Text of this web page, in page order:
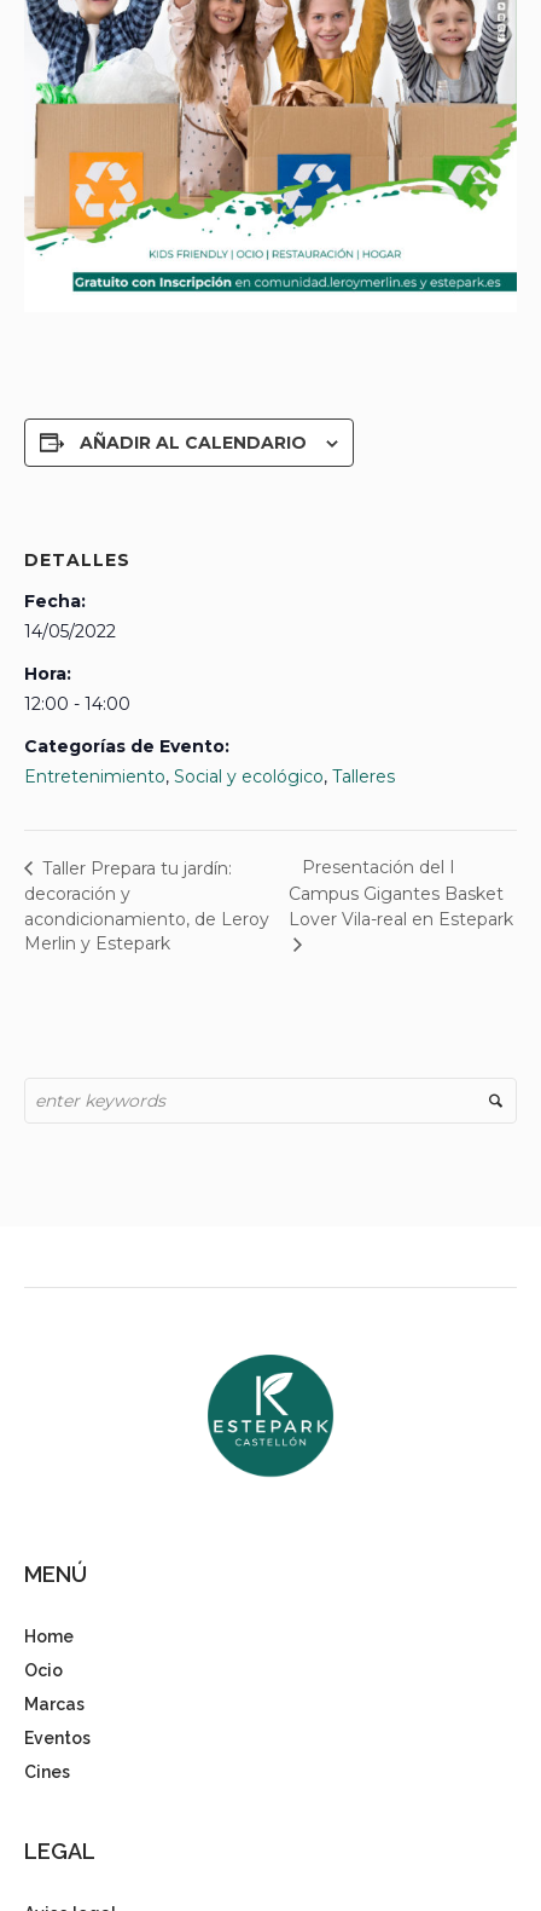
AÑADIR AL CALENDARIO
DETALLES
Fecha:
14/05/2022
Hora:
12:00 - 14:00
Categorías de Evento:
Entretenimiento, Social y ecológico, Talleres
Taller Prepara tu jardín:
decoración y
acondicionamiento, de Leroy
Merlin y Estepark
Presentación del I
Campus Gigantes Basket
Lover Vila-real en Estepark
MENÚ
Home
Ocio
Marcas
Eventos
Cines
LEGAL